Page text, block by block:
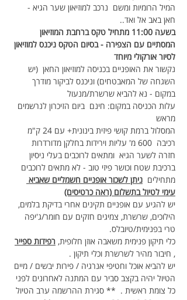
המיל הרומיות ומשם  נרכב למוזיאון שער הגיא -
חאן באב אל ואד..
בשעה 11:00 מתחיל טקס ברחבת המוזיאון
המסתיים עם הצפירה - בסיום הטקס ניכנס למוזיאון
לסיור אורקולי מיוחד
נקשור את האופניים בכניסה למוזיאון החאן  (יש
השגחה של המאבטחים) וניכנס לביקור מודרך
במקום - נא להביא שרשרת/מנעול
עלות הכניסה במקום: חינם  ביום הזיכרון לנרשמים
מראש
המסלול ברמת קושי פיזית בינונית+ עם 24 ק"מ
רכיבה  600 מ' עליות וירידות בחלקן מדורדרות
חזרה לשער הגיא  ומתאים לרוכבים בעלי ניסיון
ברכיבת שטח וכושר פיזי טוב - לא מתאים לרוכבים
מתחילים ניתן לשכור אופניים חשמליים שאביא
עימי לטיול בתשלום (ראה כרטיסים)
יש להגיע עם אופניים תקינים אחרי בדיקת בלמים,
הילוכים, שרשרת, צמיגים חזקים עם חומר/ג'יפה
טרי בפנימית/טיובלס.
כלי תיקון פנימית משאבה אוזן חלופית, רפידות ספייר
, חיבור מהיר לשרשרת וכלי תיקון .
יש להביא אוכל וחטיפי אנרגיה / פירות יבשים / מיים
הטיול יהיה בקצב סביר עם המתנה לאחרונים לפני
כל צומת ראשית .  ** סגירת ההרשמה ערב הטיול